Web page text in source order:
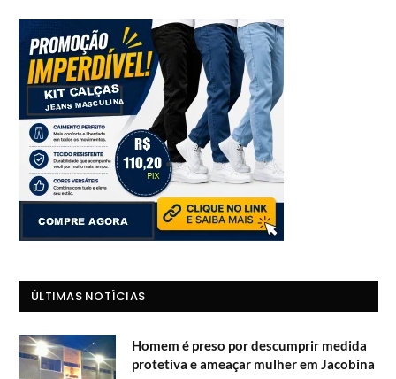
ÚLTIMAS NOTÍCIAS
Homem é preso por descumprir medida
protetiva e ameaçar mulher em Jacobina